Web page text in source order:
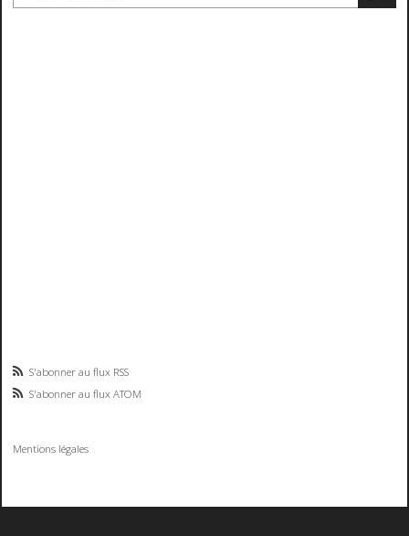
S'abonner au flux RSS
S'abonner au flux ATOM
Mentions légales